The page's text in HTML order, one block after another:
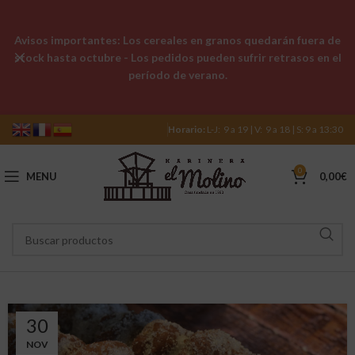
Horario: L-J: 9 a 19 | V: 9 a 18 | S: 9 a 13:30
MENU 0 0,00€
30
NOV
Avisos importantes: Los cereales en granos quedarán fuera de
stock hasta octubre - Los pedidos pueden sufrir retrasos en el
período de verano.